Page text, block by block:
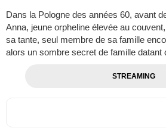
Dans la Pologne des années 60, avant
Anna, jeune orpheline élevée au
sa tante, seul membre de sa famille
alors un sombre secret de famille datant
STREAMING